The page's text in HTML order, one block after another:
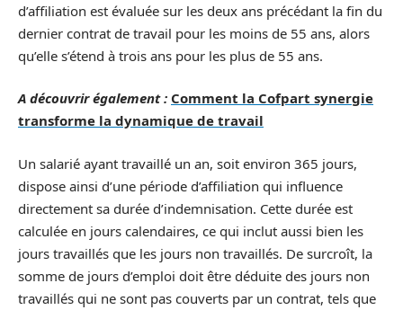
d’affiliation est évaluée sur les deux ans précédant la fin du
dernier contrat de travail pour les moins de 55 ans, alors
qu’elle s’étend à trois ans pour les plus de 55 ans.
A découvrir également : Comment la Cofpart synergie
transforme la dynamique de travail
Un salarié ayant travaillé un an, soit environ 365 jours,
dispose ainsi d’une période d’affiliation qui influence
directement sa durée d’indemnisation. Cette durée est
calculée en jours calendaires, ce qui inclut aussi bien les
jours travaillés que les jours non travaillés. De surcroît, la
somme de jours d’emploi doit être déduite des jours non
travaillés qui ne sont pas couverts par un contrat, tels que